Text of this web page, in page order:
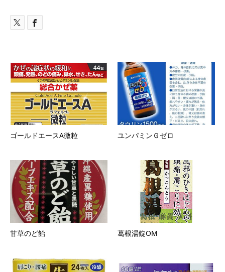
ゴールドエースA微粒 ユンパミンＧゼロ
甘草のど飴 葛根湯錠OM